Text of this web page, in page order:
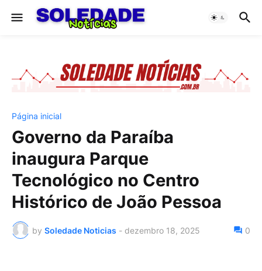
Página inicial
Governo da Paraíba
inaugura Parque
Tecnológico no Centro
Histórico de João Pessoa
by Soledade Noticias - dezembro 18, 2025 0